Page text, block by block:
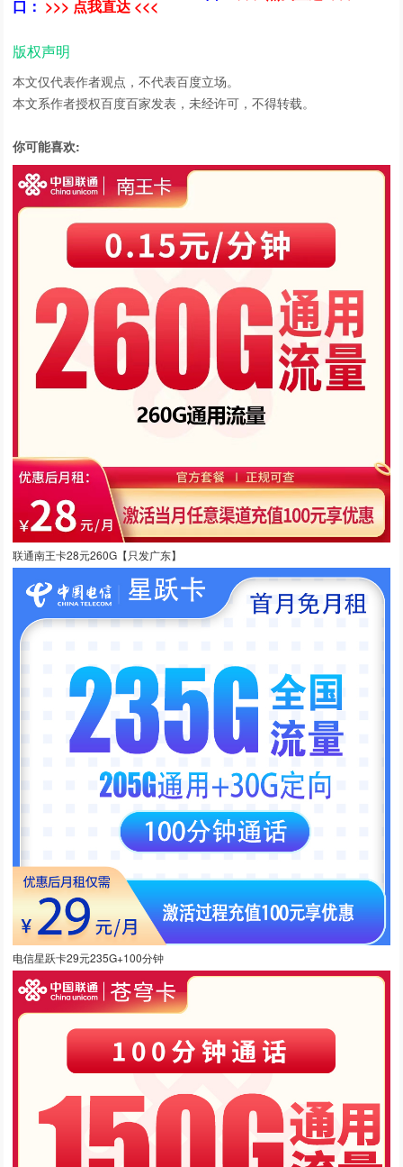
口： >>> 点我直达 <<<
版权声明
本文仅代表作者观点，不代表百度立场。
本文系作者授权百度百家发表，未经许可，不得转载。
你可能喜欢:
联通南王卡28元260G【只发广东】
电信星跃卡29元235G+100分钟